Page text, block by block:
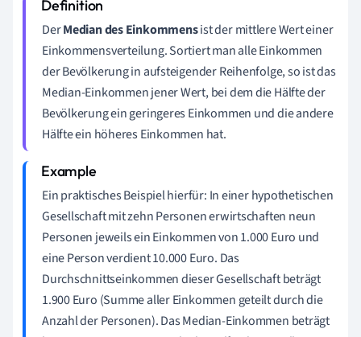
DerMedian des Einkommensist der mittlere Wert einer
Einkommensverteilung. Sortiert man alle Einkommen
der Bevölkerung in aufsteigender Reihenfolge, so ist das
Median-Einkommen jener Wert, bei dem die Hälfte der
Bevölkerung ein geringeres Einkommen und die andere
Hälfte ein höheres Einkommen hat.
Ein praktisches Beispiel hierfür: In einer hypothetischen
Gesellschaft mit zehn Personen erwirtschaften neun
Personen jeweils ein Einkommen von 1.000 Euro und
eine Person verdient 10.000 Euro. Das
Durchschnittseinkommen dieser Gesellschaft beträgt
1.900 Euro (Summe aller Einkommen geteilt durch die
Anzahl der Personen). Das Median-Einkommen beträgt